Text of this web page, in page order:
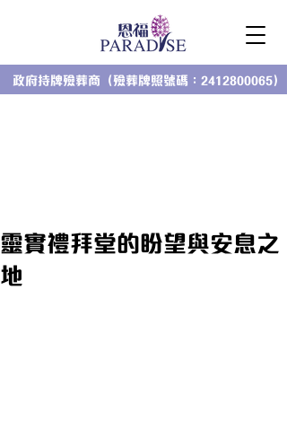
政府持牌殮葬商（殮葬牌照號碼：2412800065）
靈實禮拜堂的盼望與安息之
地